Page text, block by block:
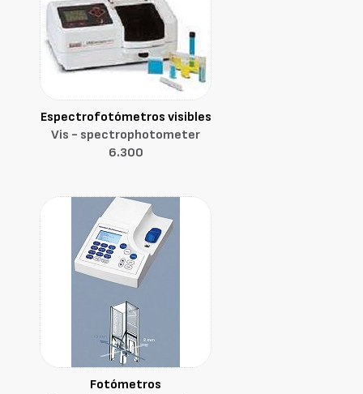
Espectrofotómetros visibles
Vis - spectrophotometer
6.300
Fotómetros